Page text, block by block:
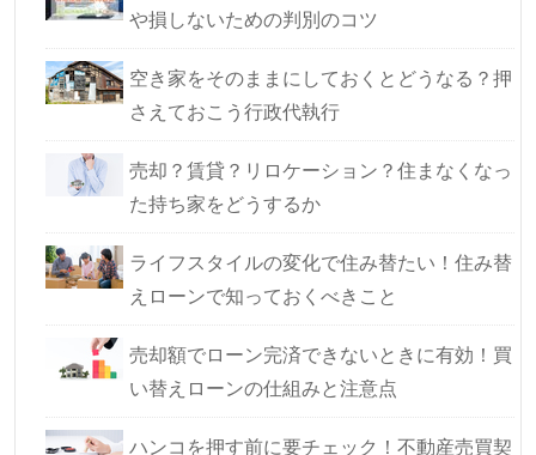
や損しないための判別のコツ
空き家をそのままにしておくとどうなる？押
さえておこう行政代執行
売却？賃貸？リロケーション？住まなくなっ
た持ち家をどうするか
ライフスタイルの変化で住み替たい！住み替
えローンで知っておくべきこと
売却額でローン完済できないときに有効！買
い替えローンの仕組みと注意点
ハンコを押す前に要チェック！不動産売買契